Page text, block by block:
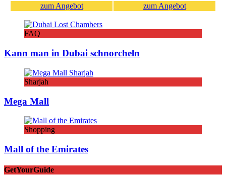
zum Angebot
zum Angebot
FAQ
Kann man in Dubai schnorcheln
Sharjah
Mega Mall
Shopping
Mall of the Emirates
GetYourGuide